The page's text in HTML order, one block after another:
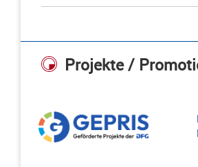
Projekte /